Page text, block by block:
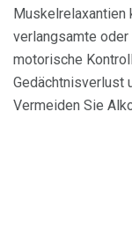
Muskelrelaxantien
verlangsamte
motorische
Gedächtnisverlust
Vermeiden Sie